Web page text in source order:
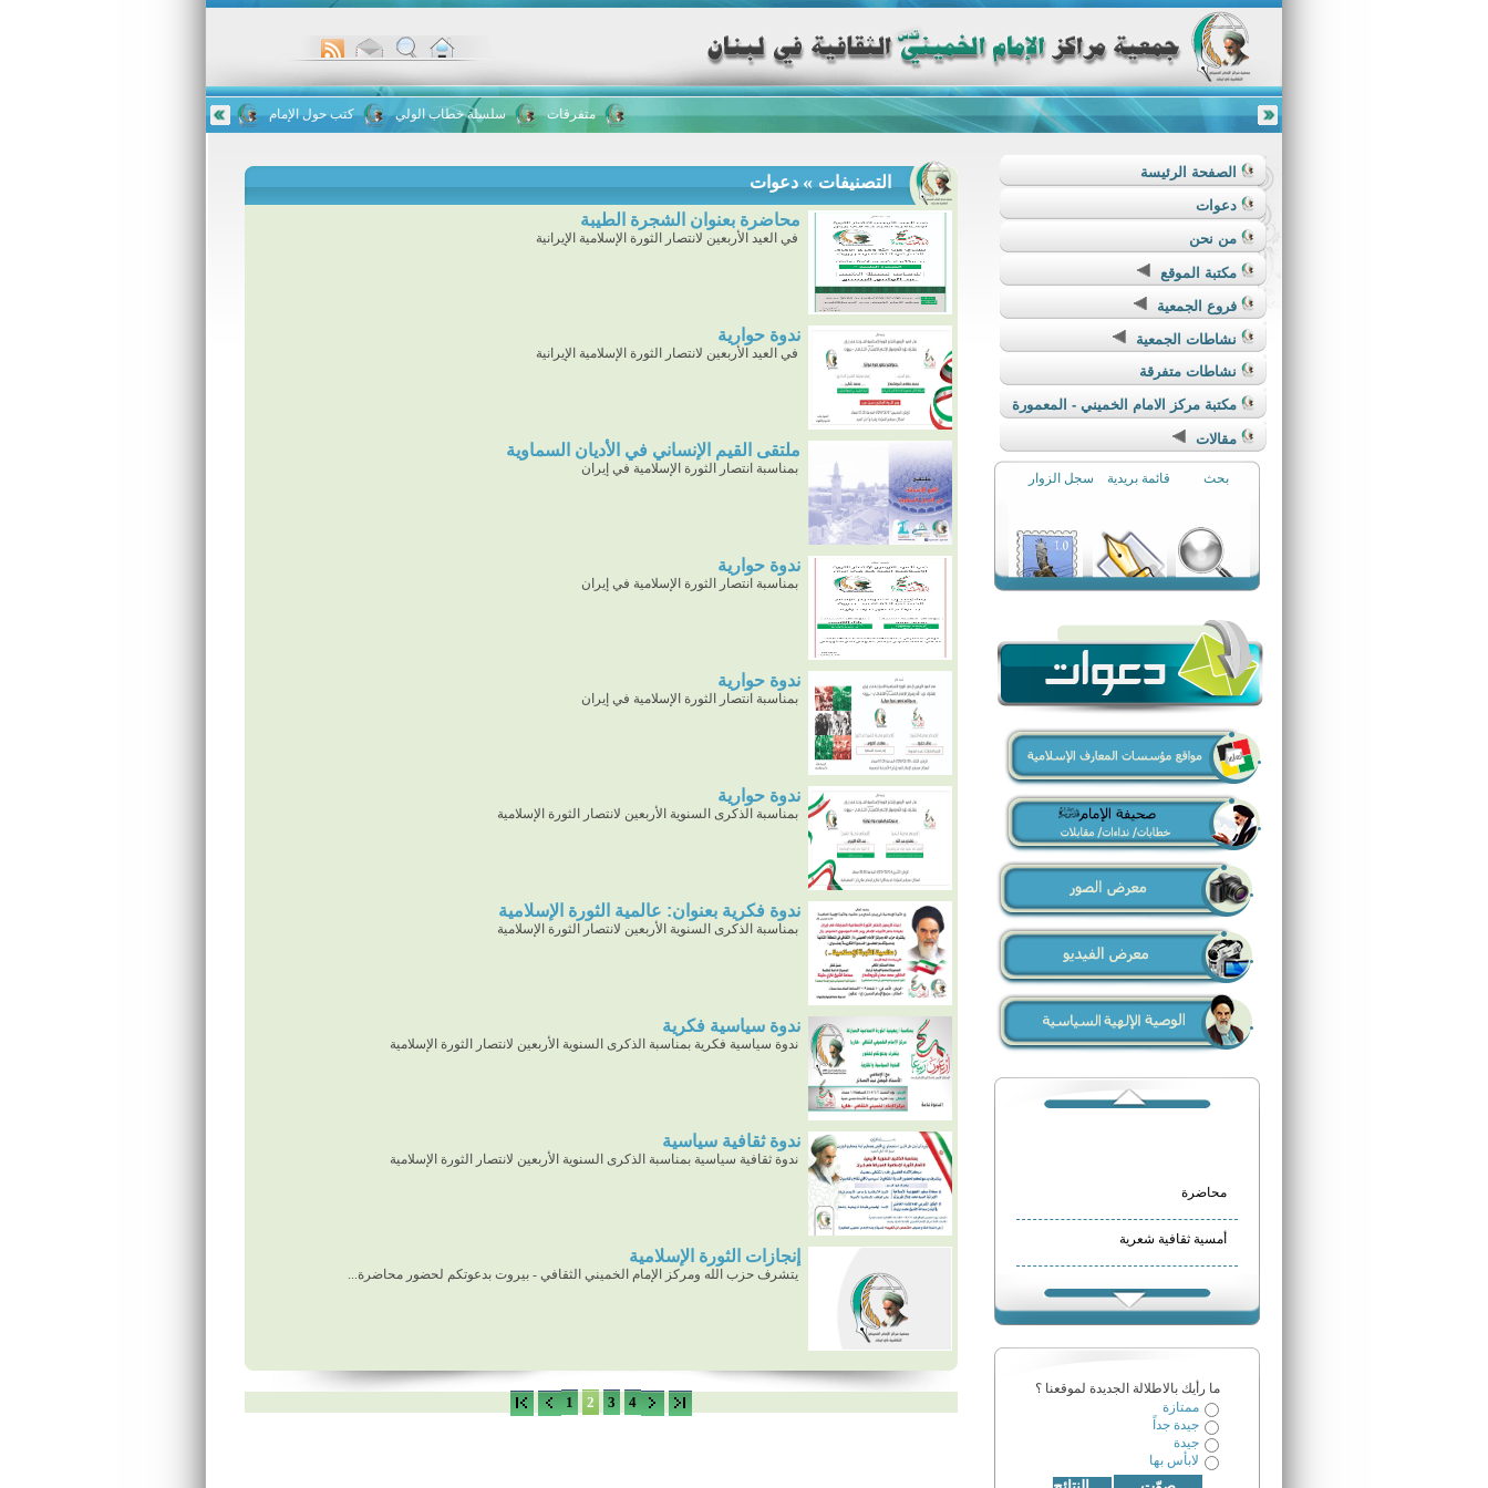
الحفل السنوي لتخريج طلاب ورواد مركز كتب حول الإمام سلسلة خطاب الولي متفرقات
الصفحة الرئيسة
دعوات
من نحن
مكتبة الموقع
فروع الجمعية
نشاطات الجمعية
نشاطات متفرقة
مكتبة مركز الامام الخميني - المعمورة
مقالات
سجل الزوار قائمة بريدية بحث
أمسية ثقافية شعرية
مركز الإمام الخميني الثقافي
مركز الامام الخميني(قدس
سره)الثقافي في بعلبك
مركز الامام الخميني(قدس
سره)الثقافي في طاريّا
التصنيفات » دعوات
محاضرة بعنوان الشجرة الطيبة
في العيد الأربعين لانتصار الثورة الإسلامية الإيرانية
ندوة حوارية
في العيد الأربعين لانتصار الثورة الإسلامية الإيرانية
ملتقى القيم الإنساني في الأديان السماوية
بمناسبة انتصار الثورة الإسلامية في إيران
ندوة حوارية
بمناسبة انتصار الثورة الإسلامية في إيران
ندوة حوارية
بمناسبة انتصار الثورة الإسلامية في إيران
ندوة حوارية
بمناسبة الذكرى السنوية الأربعين لانتصار الثورة الإسلامية
ندوة فكرية بعنوان: عالمية الثورة الإسلامية
بمناسبة الذكرى السنوية الأربعين لانتصار الثورة الإسلامية
ندوة سياسية فكرية
ندوة سياسية فكرية بمناسبة الذكرى السنوية الأربعين لانتصار الثورة الإسلامية
ندوة ثقافية سياسية
ندوة ثقافية سياسية بمناسبة الذكرى السنوية الأربعين لانتصار الثورة الإسلامية
إنجازات الثورة الإسلامية
يتشرف حزب الله ومركز الإمام الخميني الثقافي - بيروت بدعوتكم لحضور محاضرة...
1 2 3 4